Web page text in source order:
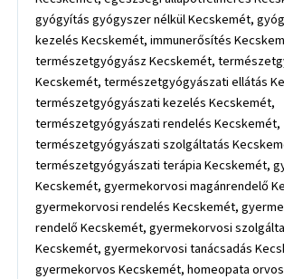
gyógyítás gyógyszer nélkül Kecskemét,
kezelés Kecskemét, immunerősítés
természetgyógyász Kecskemét,
Kecskemét, természetgyógyászati ellátás
természetgyógyászati kezelés Kecskemét,
természetgyógyászati rendelés Kecskemét,
természetgyógyászati szolgáltatás
természetgyógyászati terápia Kecskemét,
Kecskemét, gyermekorvosi magánrendelő
gyermekorvosi rendelés Kecskemét,
rendelő Kecskemét, gyermekorvosi
Kecskemét, gyermekorvosi tanácsadás
gyermekorvos Kecskemét, homeopata